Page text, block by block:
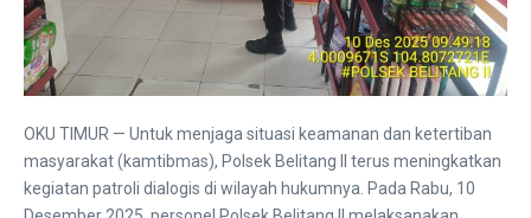
OKU TIMUR — Untuk menjaga situasi keamanan dan ketertiban
masyarakat (kamtibmas), Polsek Belitang II terus meningkatkan
kegiatan patroli dialogis di wilayah hukumnya. Pada Rabu, 10